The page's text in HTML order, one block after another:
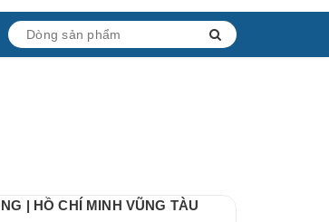
| HỒ CHÍ MINH VŨNG TÀU